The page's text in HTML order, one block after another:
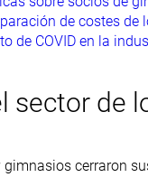
de costes de
de COVID en la
sector de
gimnasios cerraron